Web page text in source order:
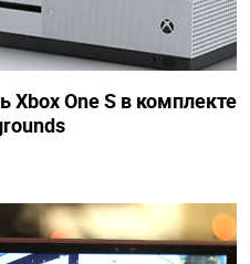
Xbox One S в комплекте